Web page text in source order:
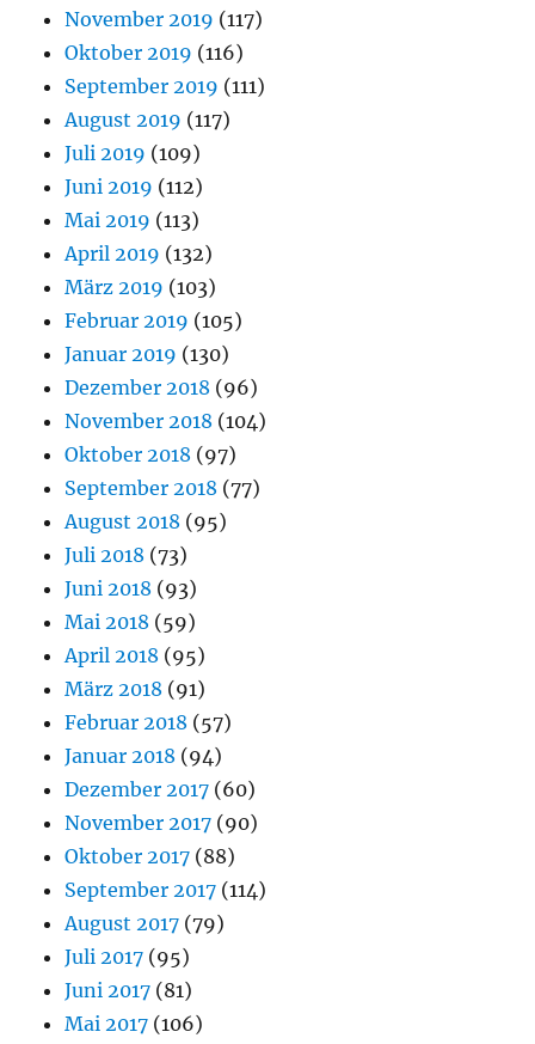
November 2019 (117)
Oktober 2019 (116)
September 2019 (111)
August 2019 (117)
Juli 2019 (109)
Juni 2019 (112)
Mai 2019 (113)
April 2019 (132)
März 2019 (103)
Februar 2019 (105)
Januar 2019 (130)
Dezember 2018 (96)
November 2018 (104)
Oktober 2018 (97)
September 2018 (77)
August 2018 (95)
Juli 2018 (73)
Juni 2018 (93)
Mai 2018 (59)
April 2018 (95)
März 2018 (91)
Februar 2018 (57)
Januar 2018 (94)
Dezember 2017 (60)
November 2017 (90)
Oktober 2017 (88)
September 2017 (114)
August 2017 (79)
Juli 2017 (95)
Juni 2017 (81)
Mai 2017 (106)